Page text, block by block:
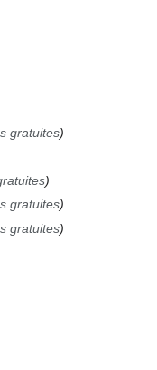
gratuites
gratuites
gratuites